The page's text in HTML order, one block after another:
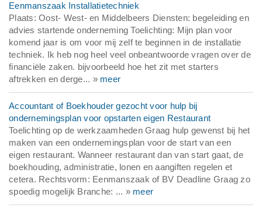
Eenmanszaak Installatietechniek
Plaats: Oost- West- en Middelbeers Diensten: begeleiding en
advies startende onderneming Toelichting: Mijn plan voor
komend jaar is om voor mij zelf te beginnen in de installatie
techniek. Ik heb nog heel veel onbeantwoorde vragen over de
financiële zaken. bijvoorbeeld hoe het zit met starters
aftrekken en derge... » meer
Accountant of Boekhouder gezocht voor hulp bij
ondernemingsplan voor opstarten eigen Restaurant
Toelichting op de werkzaamheden Graag hulp gewenst bij het
maken van een ondernemingsplan voor de start van een
eigen restaurant. Wanneer restaurant dan van start gaat, de
boekhouding, administratie, lonen en aangiften regelen et
cetera. Rechtsvorm: Eenmanszaak of BV Deadline Graag zo
spoedig mogelijk Branche: ... » meer